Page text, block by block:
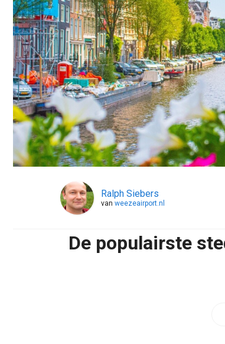
Ralph Siebers
van weezeairport.nl
De populairste